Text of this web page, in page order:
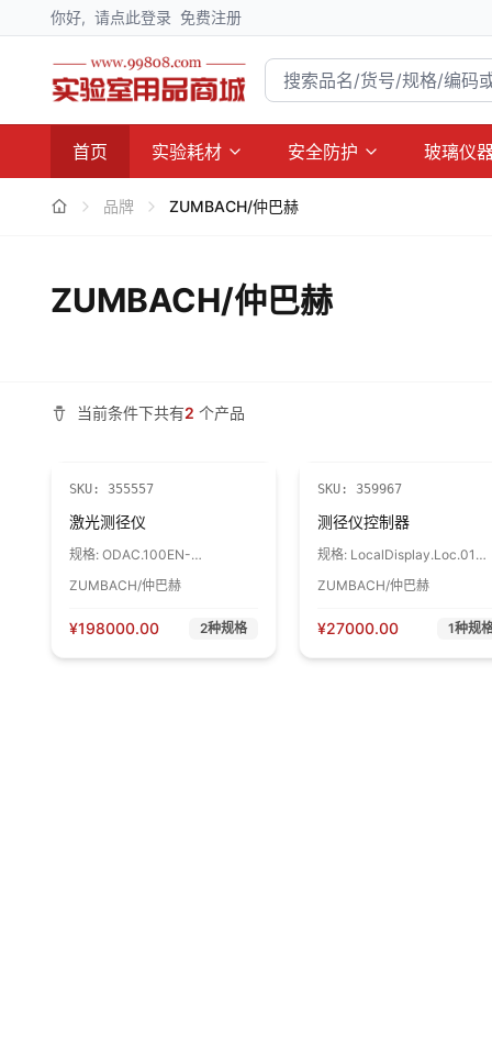
你好, 请点此登录 免费注册
首页 实验耗材 安全防护 玻璃仪
品牌 ZUMBACH/仲巴赫
ZUMBACH/仲巴赫
当前条件下共有2 个产品
SKU: 355557
激光测径仪
规格: ODAC.100EN-
ZUMBACH/仲巴赫
¥198000.00 2种规格
SKU: 359967
测径仪控制器
规格: LocalDisplay.Loc.01
ZUMBACH/仲巴赫
¥27000.00 1种规